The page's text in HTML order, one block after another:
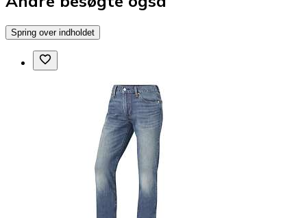
Spring over indholdet